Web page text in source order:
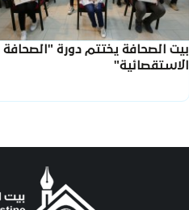
بيت الصحافة يختتم دورة "الصحافة
الاستقصائية"